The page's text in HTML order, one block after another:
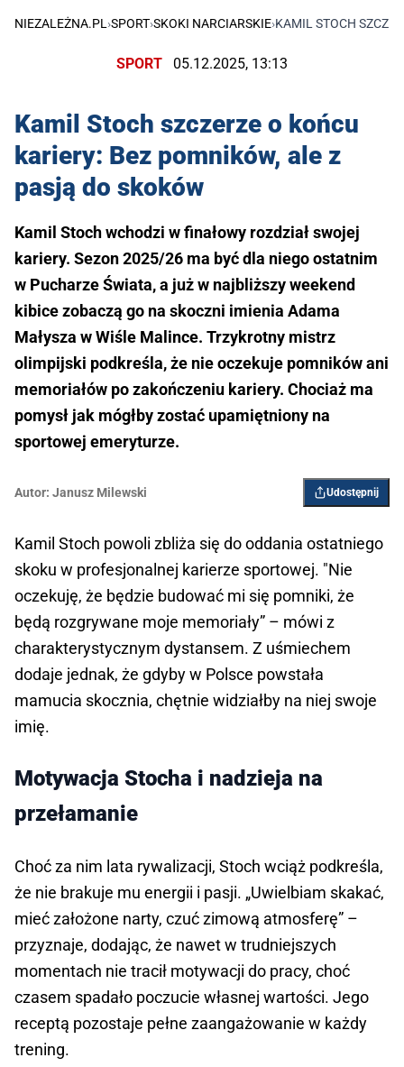
NIEZALEŻNA.PL ›SPORT›SKOKI NARCIARSKIE›KAMIL STOCH
SPORT 05.12.2025, 13:13
Kamil Stoch szczerze o końcu
kariery: Bez pomników, ale z
pasją do skoków
Kamil Stoch wchodzi w finałowy rozdział swojej
kariery. Sezon 2025/26 ma być dla niego ostatnim
w Pucharze Świata, a już w najbliższy weekend
kibice zobaczą go na skoczni imienia Adama
Małysza w Wiśle Malince. Trzykrotny mistrz
olimpijski podkreśla, że nie oczekuje pomników ani
memoriałów po zakończeniu kariery. Chociaż ma
pomysł jak mógłby zostać upamiętniony na
sportowej emeryturze.
Autor: Janusz Milewski Udostępnij
Kamil Stoch powoli zbliża się do oddania ostatniego
skoku w profesjonalnej karierze sportowej. "Nie
oczekuję, że będzie budować mi się pomniki, że
będą rozgrywane moje memoriały” – mówi z
charakterystycznym dystansem. Z uśmiechem
dodaje jednak, że gdyby w Polsce powstała
mamucia skocznia, chętnie widziałby na niej swoje
imię.
Motywacja Stocha i nadzieja na
przełamanie
Choć za nim lata rywalizacji, Stoch wciąż podkreśla,
że nie brakuje mu energii i pasji. „Uwielbiam skakać,
mieć założone narty, czuć zimową atmosferę” –
przyznaje, dodając, że nawet w trudniejszych
momentach nie tracił motywacji do pracy, choć
czasem spadało poczucie własnej wartości. Jego
receptą pozostaje pełne zaangażowanie w każdy
trening.